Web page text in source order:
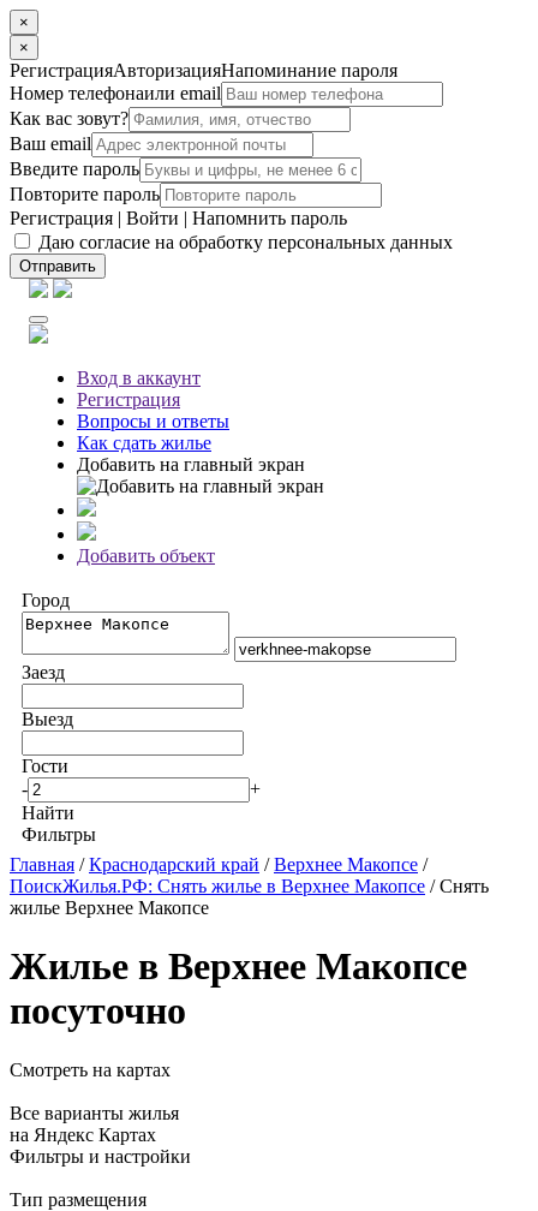
×
×
РегистрацияАвторизацияНапоминание пароля
Номер телефонаили email
Как вас зовут?
Ваш email
Введите пароль
Повторите пароль
Регистрация | Войти | Напомнить пароль
Даю согласие на обработку персональных данных
Отправить
Вход в аккаунт
Регистрация
Вопросы и ответы
Как сдать жилье
Добавить на главный экран
Добавить объект
Город
Заезд
Выезд
Гости
-
+
Найти
Фильтры
Главная /Краснодарский край /Верхнее Макопсе /
ПоискЖилья.РФ: Снять жилье в Верхнее Макопсе / Снять
жилье Верхнее Макопсе
Жилье в Верхнее Макопсе
посуточно
Смотреть на картах
Все варианты жилья
на Яндекс Картах
Фильтры и настройки
Тип размещения